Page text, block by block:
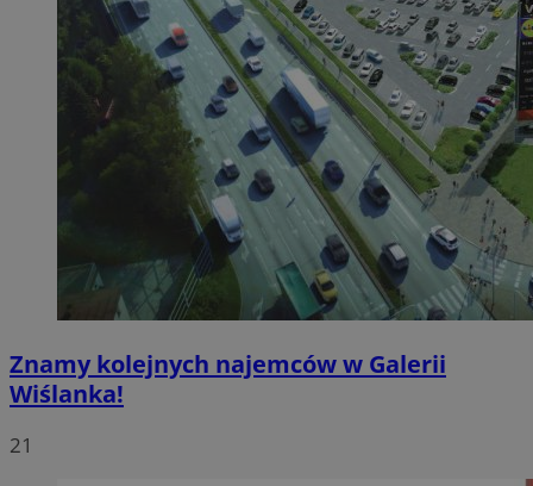
Znamy kolejnych najemców w Galerii
Wiślanka!
21